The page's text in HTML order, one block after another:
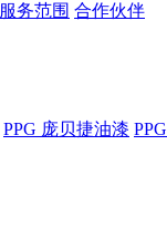
服务范围 合作伙伴
PPG 庞贝捷油漆